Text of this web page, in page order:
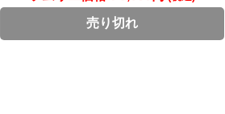
売り切れ